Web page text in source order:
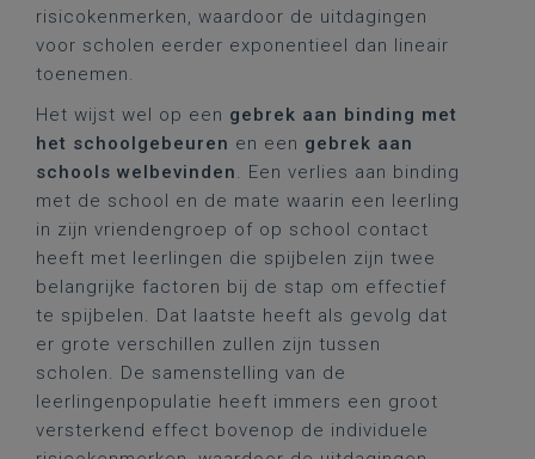
risicokenmerken, waardoor de uitdagingen
voor scholen eerder exponentieel dan lineair
toenemen.
Het wijst wel op een gebrek aan binding met
het schoolgebeuren en een gebrek aan
schools welbevinden. Een verlies aan binding
met de school en de mate waarin een leerling
in zijn vriendengroep of op school contact
heeft met leerlingen die spijbelen zijn twee
belangrijke factoren bij de stap om effectief
te spijbelen. Dat laatste heeft als gevolg dat
er grote verschillen zullen zijn tussen
scholen. De samenstelling van de
leerlingenpopulatie heeft immers een groot
versterkend effect bovenop de individuele